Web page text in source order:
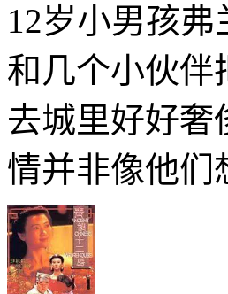
12岁小男孩
和几个小伙伴
去城里好好奢
情并非像他